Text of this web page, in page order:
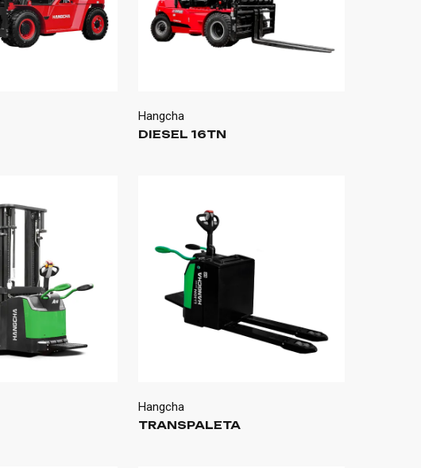
Hangcha
DIESEL 16TN
Hangcha
TRANSPALETA